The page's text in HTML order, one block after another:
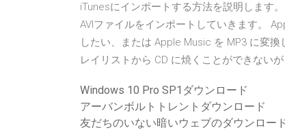
iTunesにインポートする方法を説明します
AVIファイルをインポートしていきます。
したい、または Apple Music を MP3 に変
レイリストから CD に焼くことができない
Windows 10 Pro SP1ダウンロード
アーバンボルトトレントダウンロード
友だちのいない暗いウェブのダウンロー